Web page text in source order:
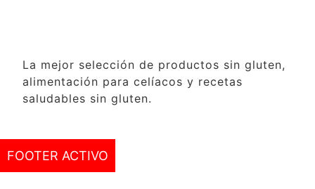
La mejor selección de productos sin gluten,
alimentación para celíacos y recetas
saludables sin gluten.
FOOTER ACTIVO